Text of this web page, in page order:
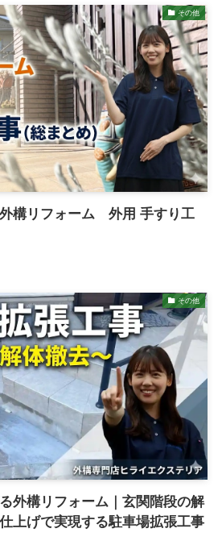
その他
構リフォーム 外用 手すり工
その他
外構リフォーム｜玄関階段の解
上げで実現する駐車場拡張工事